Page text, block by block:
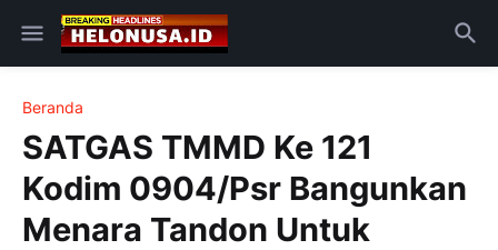
Beranda
SATGAS TMMD Ke 121
Kodim 0904/Psr Bangunkan
Menara Tandon Untuk